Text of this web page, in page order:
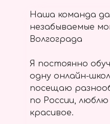
Наша команда
незабываемые
Волгограда
Я постоянно
одну онлайн-
посещаю
по России,
красивое.